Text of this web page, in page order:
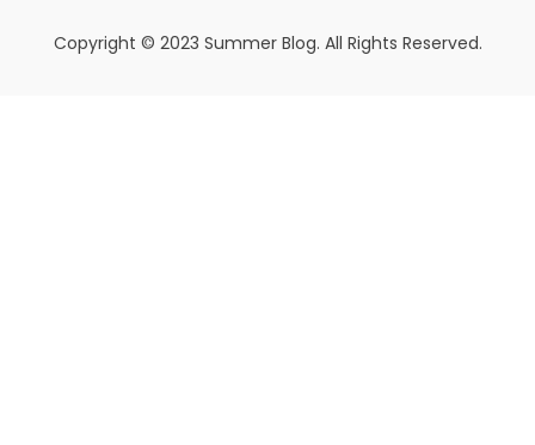
Copyright © 2023 Summer Blog. All Rights Reserved.